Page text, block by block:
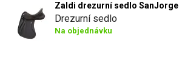
Zaldi drezurní sedlo SanJorge
Drezurní sedlo
Na objednávku